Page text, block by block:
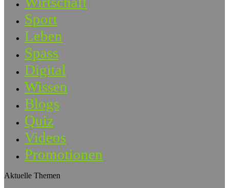
Sport
Leben
Spass
Digital
Wissen
Blogs
Quiz
Videos
Promotionen
Aktuelle Themen